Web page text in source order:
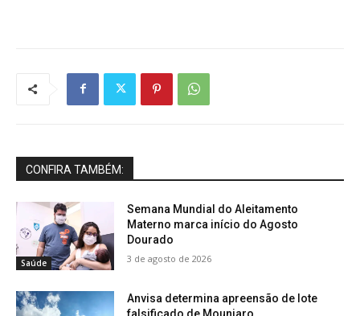
CONFIRA TAMBÉM:
Saúde
Semana Mundial do Aleitamento
Materno marca início do Agosto
Dourado
3 de agosto de 2026
Anvisa determina apreensão de lote